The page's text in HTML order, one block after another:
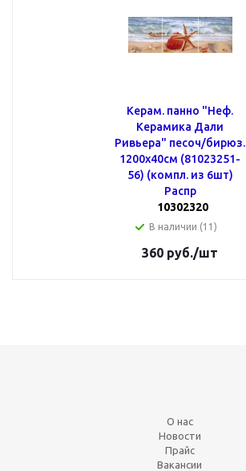
Керам. панно "Неф.
Керамика Дали
Ривьера" песоч/бирюз.
1200х40см (81023251-
56) (компл. из 6шт)
Распр
10302320
В наличии (11)
360 руб./шт
О нас
Новости
Прайс
Вакансии